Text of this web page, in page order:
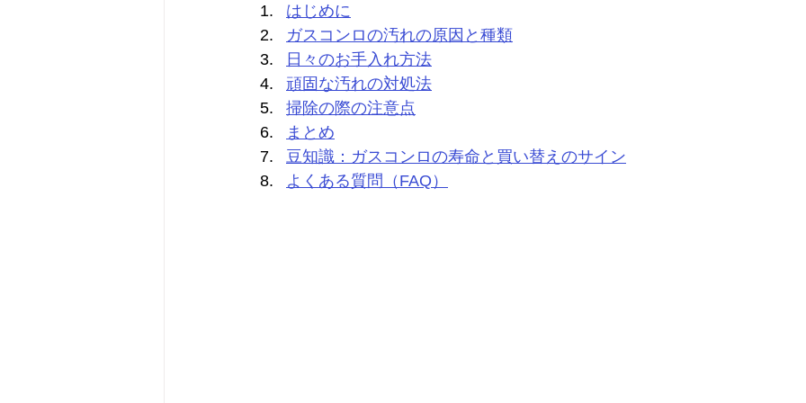
はじめに
ガスコンロの汚れの原因と種類
日々のお手入れ方法
頑固な汚れの対処法
掃除の際の注意点
まとめ
豆知識：ガスコンロの寿命と買い替えのサイン
よくある質問（FAQ）